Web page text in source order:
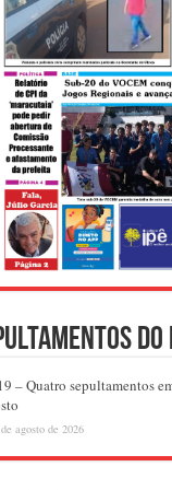
do
– Quatro sepultamentos
agosto de 2026